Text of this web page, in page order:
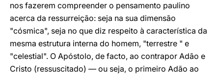
nos fazerem compreender o pensamento paulino
acerca da ressurreição: seja na sua dimensão
"cósmica", seja no que diz respeito à característica da
mesma estrutura interna do homem, "terrestre " e
"celestial". O Apóstolo, de facto, ao contrapor Adão e
Cristo (ressuscitado) — ou seja, o primeiro Adão ao